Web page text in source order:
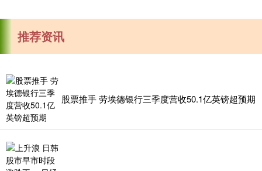
推荐资讯
股票推手 劳埃德银行三季度营收50.1亿英镑超预期